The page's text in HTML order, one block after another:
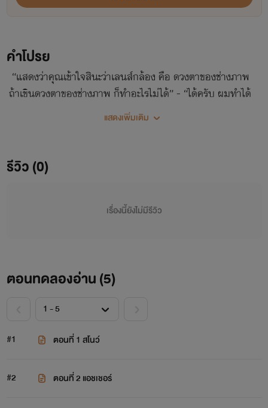
คำโปรย
“แสดงว่าคุณเข้าใจสินะว่าเลนส์กล้อง คือ ดวงตาของช่างภาพ
ถ้าเขินดวงตาของช่างภาพ ก็ทำอะไรไม่ได้” - “ได้ครับ ผมทำได้
ผมหายเขินแล้ว” สโนว์มันเด็กใจสู้ ถึงจะดูเหมือนพูดไปเรื่อย แต่
แสดงเพิ่มเติม
รีวิว (0)
เรื่องนี้ยังไม่มีรีวิว
ตอนทดลองอ่าน (5)
#1 ตอนที่ 1 สโนว์
#2 ตอนที่ 2 แอชเชอร์